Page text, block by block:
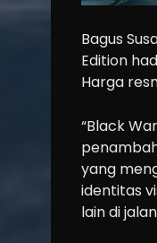
Bagus
Edition
Harga
“Black
yang
identitas
lain di